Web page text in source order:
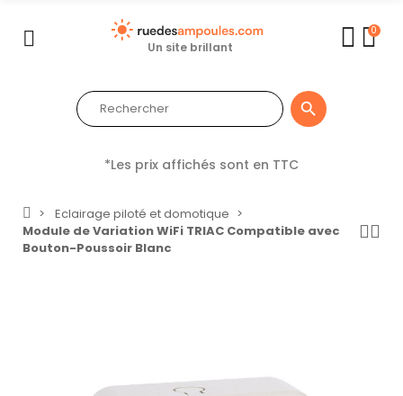
Un site brillant
0

*Les prix affichés sont en TTC
Eclairage piloté et domotique
Module de Variation WiFi TRIAC Compatible avec
Bouton-Poussoir Blanc